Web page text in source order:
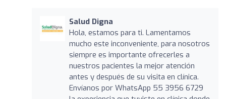
Salud Digna
Hola, estamos para ti. Lamentamos
mucho este inconveniente, para nosotros
siempre es importante ofrecerles a
nuestros pacientes la mejor atención
antes y después de su visita en clínica.
Envíanos por WhatsApp 55 3956 6729